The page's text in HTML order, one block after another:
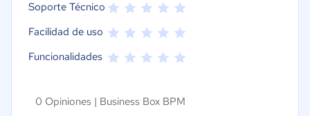
Soporte Técnico
Facilidad de uso
Funcionalidades
0 Opiniones | Business Box BPM